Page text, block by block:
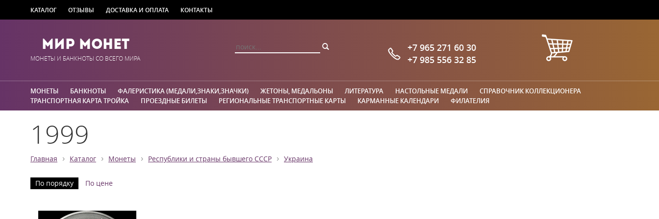
КАТАЛОГ ОТЗЫВЫ ДОСТАВКА И ОПЛАТА КОНТАКТЫ
Мир Монет
МОНЕТЫ И БАНКНОТЫ СО ВСЕГО МИРА
+7 965 271 60 30
+7 985 556 32 85
МОНЕТЫ БАНКНОТЫ ФАЛЕРИСТИКА (МЕДАЛИ,ЗНАКИ,ЗНАЧКИ) ЖЕТОНЫ, МЕДАЛЬОНЫ ЛИТЕРАТУРА НАСТОЛЬНЫЕ МЕДАЛИ
СПРАВОЧНИК КОЛЛЕКЦИОНЕРА
ТРАНСПОРТНАЯ КАРТА ТРОЙКА
ПРОЕЗДНЫЕ БИЛЕТЫ РЕГИОНАЛЬНЫЕ ТРАНСПОРТНЫЕ КАРТЫ КАРМАННЫЕ КАЛЕНДАРИ ФИЛАТЕЛИЯ
1999
Главная › Каталог › Монеты › Республики и страны бывшего СССР › Украина
По порядку По цене